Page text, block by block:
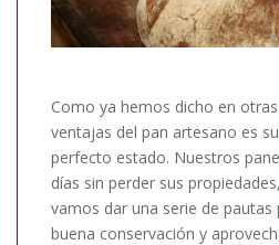
Como ya hemos dicho en
ventajas del pan artesano es
perfecto estado. Nuestros
días sin perder sus
vamos dar una serie de pautas
buena conservación y